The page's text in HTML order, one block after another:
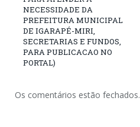
NECESSIDADE DA
PREFEITURA MUNICIPAL
DE IGARAPÉ-MIRI,
SECRETARIAS E FUNDOS,
PARA PUBLICACAO NO
PORTAL)
Os comentários estão fechados.